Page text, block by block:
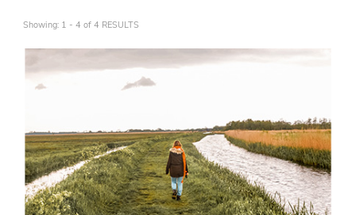
Showing: 1 - 4 of 4 RESULTS